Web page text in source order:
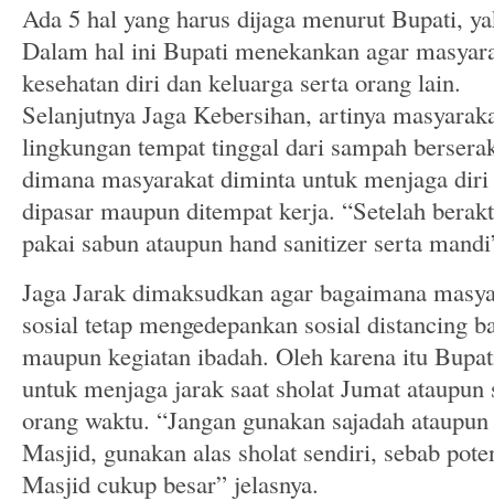
Ada 5 hal yang harus dijaga menurut Bupati,
Dalam hal ini Bupati menekankan agar
kesehatan diri dan keluarga serta orang lain.
Selanjutnya Jaga Kebersihan, artinya
lingkungan tempat tinggal dari sampah
dimana masyarakat diminta untuk menjaga
dipasar maupun ditempat kerja. “Setelah
pakai sabun ataupun hand sanitizer serta
Jaga Jarak dimaksudkan agar bagaimana
sosial tetap mengedepankan sosial distancing
maupun kegiatan ibadah. Oleh karena itu
untuk menjaga jarak saat sholat Jumat
orang waktu. “Jangan gunakan sajadah
Masjid, gunakan alas sholat sendiri, sebab
Masjid cukup besar” jelasnya.